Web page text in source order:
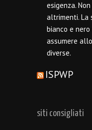
esigenza.
altrimenti. La
bianco e
assumere
diverse.
ISPWP
siti consigliati